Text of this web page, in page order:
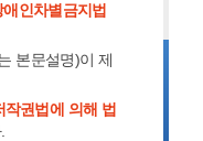
애인차별금지법
본문설명)이 제
작권법에 의해 법